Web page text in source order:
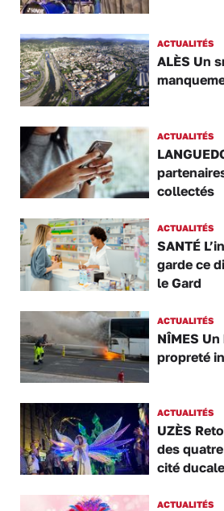
ACTUALITÉS
ALÈS Un
ACTUALITÉS
collectés
ACTUALITÉS
SANTÉ
garde ce
le Gard
ACTUALITÉS
NÎMES
propreté
ACTUALITÉS
UZÈS
des
cité ducale
ACTUALITÉS